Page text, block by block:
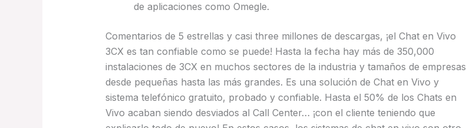
de aplicaciones como Omegle.
Comentarios de 5 estrellas y casi three millones de descargas, ¡el Chat en Vivo
3CX es tan confiable como se puede! Hasta la fecha hay más de 350,000
instalaciones de 3CX en muchos sectores de la industria y tamaños de empresas
desde pequeñas hasta las más grandes. Es una solución de Chat en Vivo y
sistema telefónico gratuito, probado y confiable. Hasta el 50% de los Chats en
Vivo acaban siendo desviados al Call Center… ¡con el cliente teniendo que